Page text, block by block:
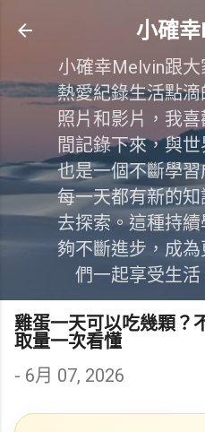
跳到主
小確
小確幸Melvin跟
熱愛紀錄生活點
照片和影片，我
間記錄下來，與
也是一個不斷學
每一天都有新的
去探索。這種持
夠不斷進步，成
們一起享受生活
雞蛋一天可以吃幾顆？
取量一次看懂
- 6月 07, 2026